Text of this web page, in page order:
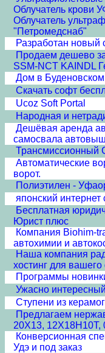
Облучатель крови
Облучатель
"Петромедснаб"
Разработан новый
Продаем дешево
SSM-NCT KAINDL
Дом в
Скачать софт
Ucoz Soft Portal
Народная и
Дешёвая аренда
самосвала
Трансмиссионный
Автоматические
ворот.
Полиэтилен -
японский интернет
Бесплатная
Юрист плюс
Компания Biohim-
автохимии и
Наша компания
хостинг для вашего
Программы
Ужасно
Ступени из
Предлагаем
20Х13,
Конверсионная
Удэ и под заказ